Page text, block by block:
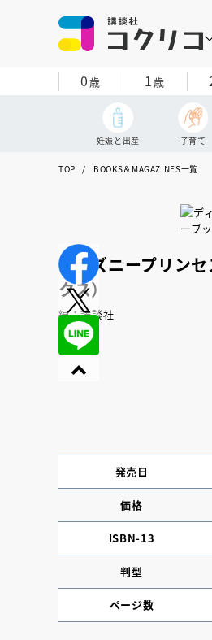
0歳 1歳
妊娠と出産 子育て
TOP BOOKS＆MAGAZINES一覧
ディズニープリン
クス）
編：講談社
発売日
価格
ISBN-13
判型
ページ数